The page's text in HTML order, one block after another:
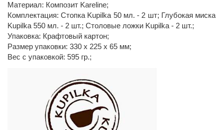
Материал: Композит Kareline;
Комплектация: Стопка Kupilka 50 мл. - 2 шт; Глубокая миска
Kupilka 550 мл. - 2 шт.; Столовые ложки Kupilka - 2 шт.;
Упаковка: Крафтовый картон;
Размер упаковки: 330 х 225 х 65 мм;
Вес с упаковкой: 595 гр.;